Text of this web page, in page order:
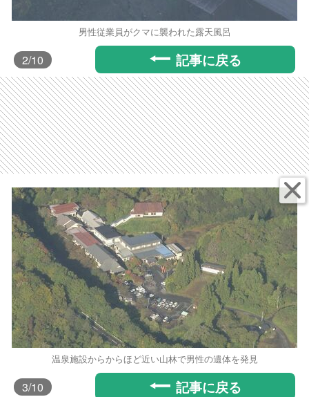
男性従業員がクマに襲われた露天風呂
2/10 記事に戻る
温泉施設からからほど近い山林で男性の遺体を発見
3/10 記事に戻る